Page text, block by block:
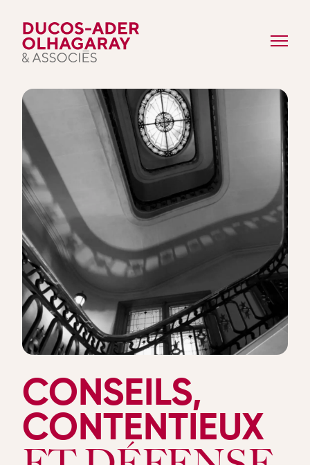
CONSEILS,
CONTENTIEUX